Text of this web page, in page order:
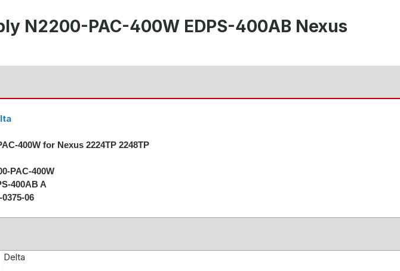
N2200-PAC-400W EDPS-400AB Nexus
400W for Nexus 2224TP 2248TP
PAC-400W
400AB A
06
Delta